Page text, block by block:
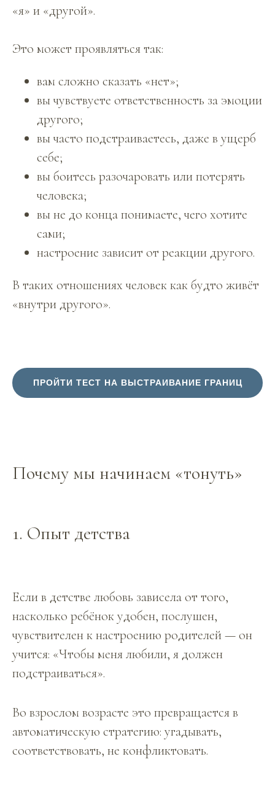
«я» и «другой».
Это может проявляться так:
вам сложно сказать «нет»;
вы чувствуете ответственность за эмоции
другого;
вы часто подстраиваетесь, даже в ущерб
себе;
вы боитесь разочаровать или потерять
человека;
вы не до конца понимаете, чего хотите
сами;
настроение зависит от реакции другого.
В таких отношениях человек как будто живёт
«внутри другого».
ПРОЙТИ ТЕСТ НА ВЫСТРАИВАНИЕ ГРАНИЦ
Почему мы начинаем «тонуть»
1. Опыт детства
Если в детстве любовь зависела от того,
насколько ребёнок удобен, послушен,
чувствителен к настроению родителей — он
учится: «Чтобы меня любили, я должен
подстраиваться».
Во взрослом возрасте это превращается в
автоматическую стратегию: угадывать,
соответствовать, не конфликтовать.